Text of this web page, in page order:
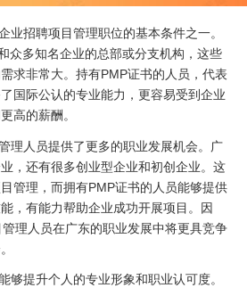
业招聘项目管理职位的基本条件之一。
众多知名企业的总部或分支机构，这些
求非常大。持有PMP证书的人员，代表
国际公认的专业能力，更容易受到企业
高的薪酬。
理人员提供了更多的职业发展机会。广
，还有很多创业型企业和初创企业。这
管理，而拥有PMP证书的人员能够提供
，有能力帮助企业成功开展项目。因
理人员在广东的职业发展中将更具竞争
够提升个人的专业形象和职业认可度。